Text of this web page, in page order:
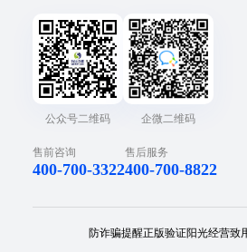
公众号二维码 企微二维码
售前咨询
400-700-3322
售后服务
400-700-8822
防诈骗提醒正版验证阳光经营致